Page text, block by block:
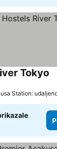
Tokyo
Station: